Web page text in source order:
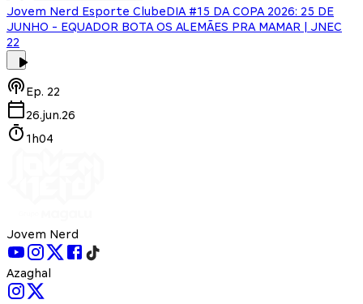
Jovem Nerd Esporte ClubeDIA #15 DA COPA 2026: 25 DE
JUNHO - EQUADOR BOTA OS ALEMÃES PRA MAMAR | JNEC
22
Ep. 22
26.jun.26
1h04
Jovem Nerd
Azaghal